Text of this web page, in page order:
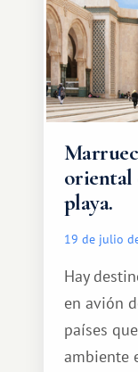
oriental
playa.
19 de julio
Hay
en avión
países
ambiente